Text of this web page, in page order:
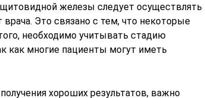
железы следует осуществлять
Это связано с тем, что некоторые
необходимо учитывать стадию
как многие пациенты могут иметь
хороших результатов, важно